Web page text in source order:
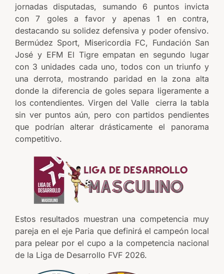
jornadas disputadas, sumando 6 puntos invicta
con 7 goles a favor y apenas 1 en contra,
destacando su solidez defensiva y poder ofensivo.
Bermúdez Sport, Misericordia FC, Fundación San
José y EFM El Tigre empatan en segundo lugar
con 3 unidades cada uno, todos con un triunfo y
una derrota, mostrando paridad en la zona alta
donde la diferencia de goles separa ligeramente a
los contendientes. Virgen del Valle cierra la tabla
sin ver puntos aún, pero con partidos pendientes
que podrían alterar drásticamente el panorama
competitivo.
Estos resultados muestran una competencia muy
pareja en el eje Paria que definirá el campeón local
para pelear por el cupo a la competencia nacional
de la Liga de Desarrollo FVF 2026.